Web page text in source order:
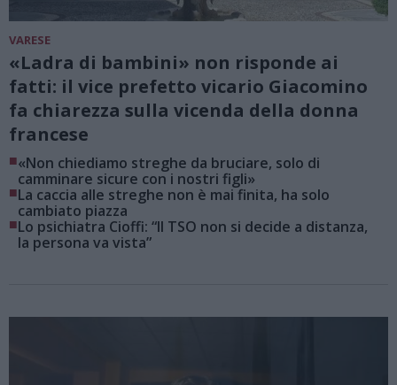
VARESE
«Ladra di bambini» non risponde ai
fatti: il vice prefetto vicario Giacomino
fa chiarezza sulla vicenda della donna
francese
■«Non chiediamo streghe da bruciare, solo di
camminare sicure con i nostri figli»
■La caccia alle streghe non è mai finita, ha solo
cambiato piazza
■Lo psichiatra Cioffi: “Il TSO non si decide a distanza,
la persona va vista”